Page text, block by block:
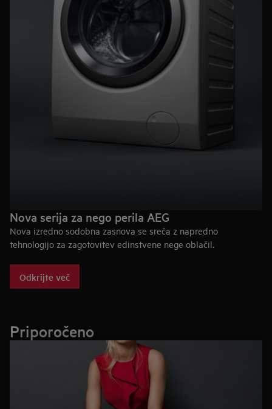
Nova serija za nego perila AEG
Nova izredno sodobna zasnova se sreča z napredno
tehnologijo za zagotovitev edinstvene nege oblačil.
Odkrijte več
Priporočeno